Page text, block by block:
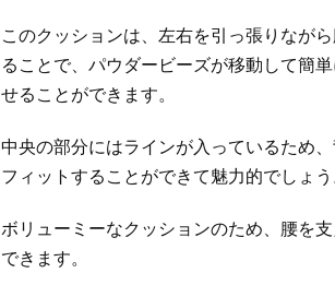
このクッションは、左右を引っ張りなが
ることで、パウダービーズが移動して簡
せることができます。
中央の部分にはラインが入っているため
フィットすることができて魅力的でしょう
ボリューミーなクッションのため、腰を
できます。